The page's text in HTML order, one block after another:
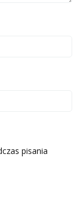
pisania